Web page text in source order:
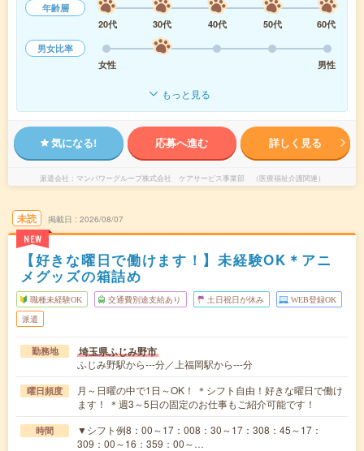
年齢層
20代
30代 40代 50代
60代
男女比率
女性
男性
もっと見る
気になる! 応募へ進む 詳しく見る
派遣会社 マンパワーグループ株式会社 ケアサービス事業部 （医療福祉介護関連）
未読
NEW
掲載日 2026/08/07
【好きな曜日で働けます！】未経験OK＊アニ
メグッズの箱詰め
職種未経験OK 交通費別途支給あり 土日祝日が休み WEB登録OK
派遣
勤務地 埼玉県ふじみ野市
ふじみ野駅から---分／上福岡駅から---分
曜日頻度
月～日曜の中で1日～OK！ ＊シフト自由！好きな曜日で働け
ます！ ＊週3～5日の固定のお仕事もご紹介可能です！
時間
▼シフト例8：00～17：008：30～17：308：45～17：
309：00～16：359：00～…